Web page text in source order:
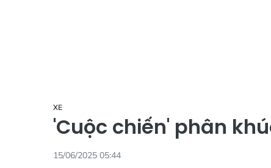
XE
'Cuộc chiến' phân
15/06/2025 05:44